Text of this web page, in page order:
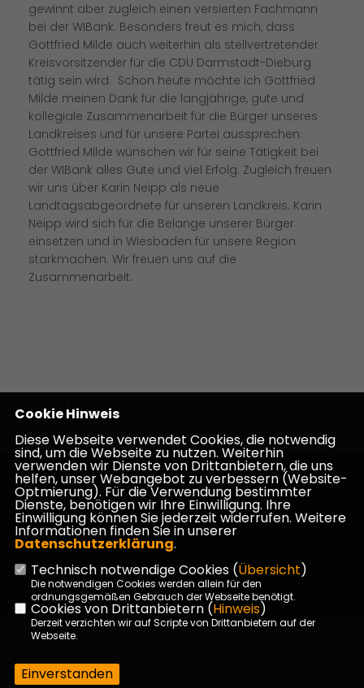
gewinnt aber zugleich einen versierten Fachmann
bei der WIBank. Besonders freut es mich, dass
Gottfried Milde auch weiterhin als stellvertretender
Kreisvorsitzender für die CDU Darmstadt-Dieburg
tätig sein wird. Schon heute möchte ich Gottfried
Milde meinen Dank für die langjährige, gute und
kollegiale Zusammenarbeit für die Bürger unseres
Landkreises und für unsere Partei aussprechen.
Gottfried Milde wünschen wir für seine Tätigkeit bei
der WIBank alles Gute und viel Erfolg. Zugleich freuen
wir uns über Karin Neipp als neue
Landtagsabgeordnete für unseren Landkreis. Karin
Neipp wird sich für die Belange unserer Bürger
einsetzen und in Wiesbaden für unsere Region
starkmachen. Wir freuen uns auf die
Zusammenarbeit.
13.11.2012, 20:46 Uhr
Homepage des CDU Kreisverbandes Darmstadt-
Dieburg
Impressum Datenschutz Kontakt
©2026 CDU Kreisverband
vorbehalten.
Cookie Hinweis
Diese Webseite verwendet Cookies, die notwendig
sind, um die Webseite zu nutzen. Weiterhin
verwenden wir Dienste von Drittanbietern, die uns
helfen, unser Webangebot zu verbessern (Website-
Optmierung). Für die Verwendung bestimmter
Dienste, benötigen wir Ihre Einwilligung. Ihre
Einwilligung können Sie jederzeit widerrufen. Weitere
Informationen finden Sie in unserer
Datenschutzerklärung.
Technisch notwendige Cookies (Übersicht)
Die notwendigen Cookies werden allein für den
ordnungsgemäßen Gebrauch der Webseite benötigt.
Cookies von Drittanbietern (Hinweis)
Derzeit verzichten wir auf Scripte von Drittanbietern auf der
Webseite.
Einverstanden